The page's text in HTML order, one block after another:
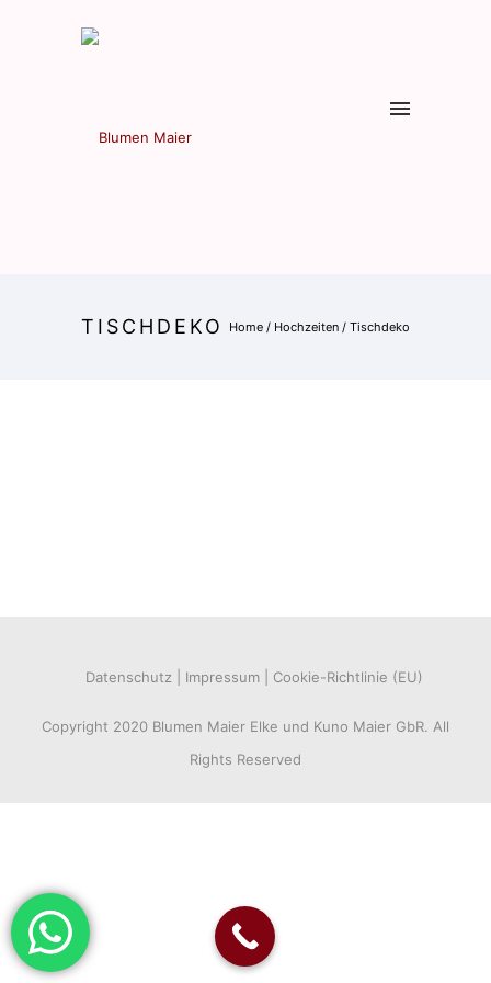
TISCHDEKO Home / Hochzeiten / Tischdeko
Datenschutz Impressum Cookie-Richtlinie (EU)
Copyright 2020 Blumen Maier Elke und Kuno Maier GbR. All
Rights Reserved